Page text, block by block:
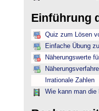
Einführung
Quiz zum Lösen
Einfache Übung
Näherungswerte
Irrationale Zahlen
Wie kann man die